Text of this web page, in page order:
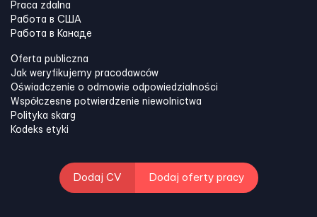
Praca zdalna
Работа в США
Работа в Канадe
Oferta publiczna
Jak weryfikujemy pracodawców
Oświadczenie o odmowie odpowiedzialności
Współczesne potwierdzenie niewolnictwa
Polityka skarg
Kodeks etyki
Dodaj CV Dodaj oferty pracy